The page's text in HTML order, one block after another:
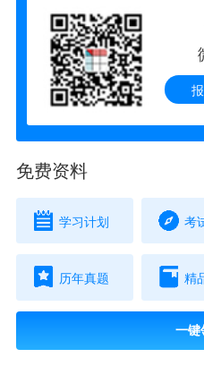
免费资料
学习计划 考
历年真题 精
一键